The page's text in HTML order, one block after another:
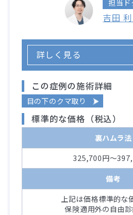
担当ド
吉田
詳しく見る
この症例の施術詳細
目の下のクマ取り
標準的な価格（税込）
裏ハムラ法
325,700円～
備考
上記は価格標準的な
保険適用外の自由診